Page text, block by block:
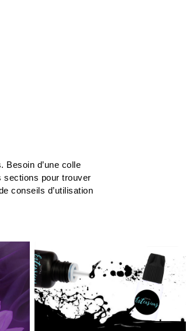
d’une colle
sections pour trouver
conseils d’utilisation